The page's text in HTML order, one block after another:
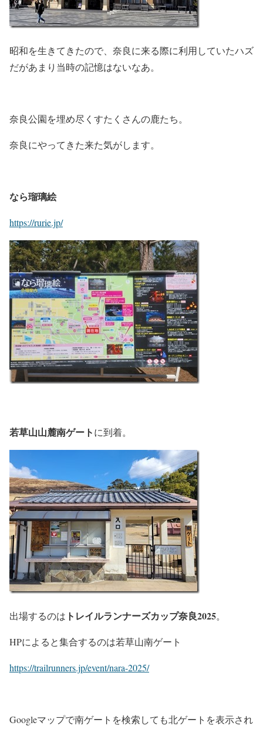
昭和を生きてきたので、奈良に来る際に利用していたハズ
だがあまり当時の記憶はないなあ。
奈良公園を埋め尽くすたくさんの鹿たち。
奈良にやってきた来た気がします。
なら瑠璃絵
https://rurie.jp/
若草山山麓南ゲートに到着。
出場するのは トレイルランナーズカップ奈良2025。
HPによると集合するのは若草山南ゲート
https://trailrunners.jp/event/nara-2025/
Googleマップで南ゲートを検索しても北ゲートを表示され